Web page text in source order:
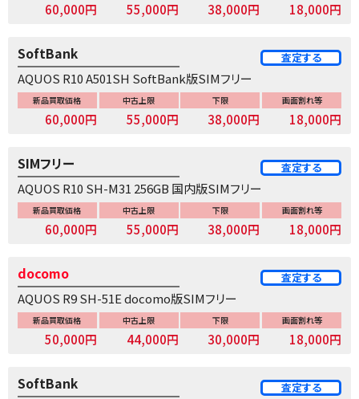
60,000円 55,000円 38,000円 18,000円
AQUOS R10 A501SH SoftBank版SIMフリー
SoftBank 査定する
新品買取価格
60,000円
中古上限
55,000円
下限
38,000円
画面割れ等
18,000円
AQUOS R10 SH-M31 256GB 国内版SIMフリー
SIMフリー 査定する
新品買取価格
60,000円
中古上限
55,000円
下限
38,000円
画面割れ等
18,000円
AQUOS R9 SH-51E docomo版SIMフリー
docomo 査定する
新品買取価格
50,000円
中古上限
44,000円
下限
30,000円
画面割れ等
18,000円
SoftBank 査定する